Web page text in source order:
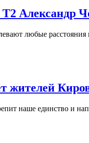
Александр
любые
жителей
наше единство и